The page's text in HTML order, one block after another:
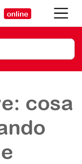
online
cosa